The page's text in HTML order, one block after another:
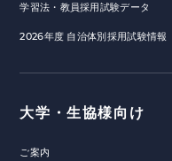
学習法・教員採用試験データ
2026年度 自治体別採用試験情報
大学・生協様向け
ご案内